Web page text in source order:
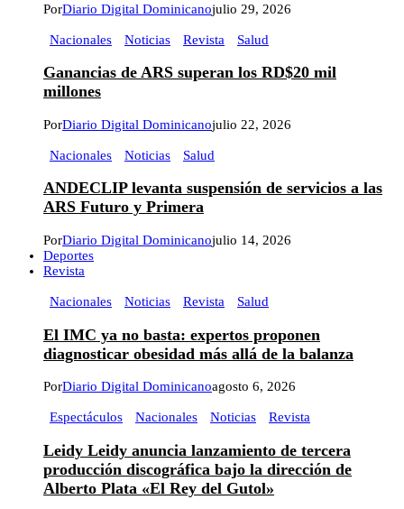
PorDiario Digital Dominicanojulio 29, 2026
Nacionales Noticias Revista Salud
Ganancias de ARS superan los RD$20 mil
millones
PorDiario Digital Dominicanojulio 22, 2026
Nacionales Noticias Salud
ANDECLIP levanta suspensión de servicios a las
ARS Futuro y Primera
PorDiario Digital Dominicanojulio 14, 2026
Deportes
Revista
Nacionales Noticias Revista Salud
El IMC ya no basta: expertos proponen
diagnosticar obesidad más allá de la balanza
PorDiario Digital Dominicanoagosto 6, 2026
Espectáculos Nacionales Noticias Revista
Leidy Leidy anuncia lanzamiento de tercera
producción discográfica bajo la dirección de
Alberto Plata «El Rey del Gutol»